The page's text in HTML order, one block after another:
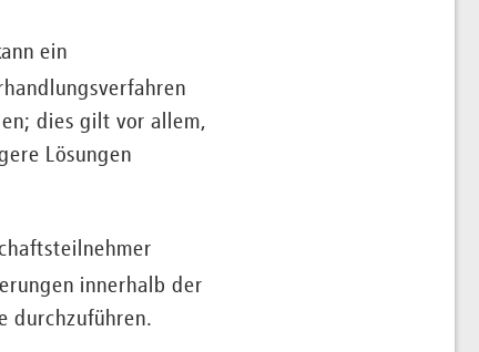
ein
dies gilt vor allem,
Lösungen
innerhalb der
durchzuführen.